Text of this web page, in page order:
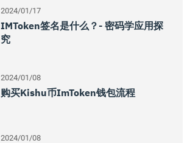
2024/01/17
IMToken签名是什么？- 密码学应用探
究
2024/01/08
购买kishu币imToken钱包流程
2024/01/08